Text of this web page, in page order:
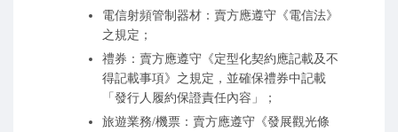
電信射頻管制器材：賣方應遵守《電信法》
之規定；
禮券：賣方應遵守《定型化契約應記載及不
得記載事項》之規定，並確保禮券中記載
「發行人履約保證責任內容」；
旅遊業務/機票：賣方應遵守《發展觀光條